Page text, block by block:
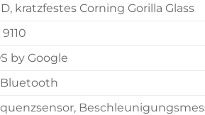
kratzfestes Corning Gorilla Glass
by Google
Bluetooth